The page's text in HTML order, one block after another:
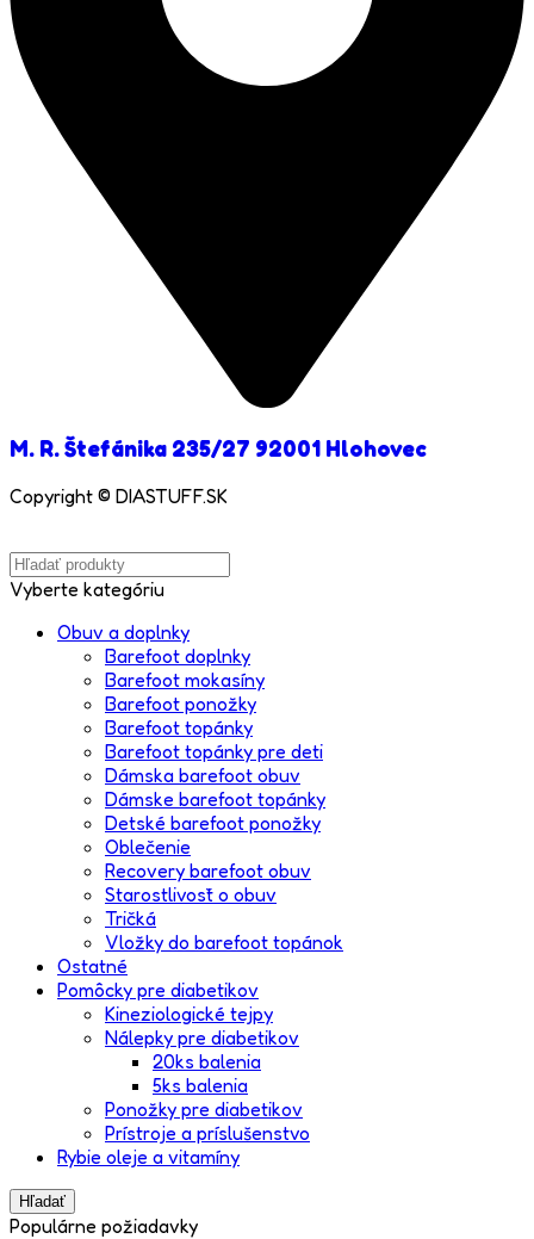
M. R. Štefánika 235/27 92001 Hlohovec
Copyright © DIASTUFF.SK
Vyberte kategóriu
Obuv a doplnky
Barefoot doplnky
Barefoot mokasíny
Barefoot ponožky
Barefoot topánky
Barefoot topánky pre deti
Dámska barefoot obuv
Dámske barefoot topánky
Detské barefoot ponožky
Oblečenie
Recovery barefoot obuv
Starostlivosť o obuv
Tričká
Vložky do barefoot topánok
Ostatné
Pomôcky pre diabetikov
Kineziologické tejpy
Nálepky pre diabetikov
20ks balenia
5ks balenia
Ponožky pre diabetikov
Prístroje a príslušenstvo
Rybie oleje a vitamíny
Hľadať
Populárne požiadavky